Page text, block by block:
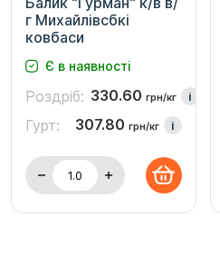
г Михайлівсбкі
ковбаси
Є в наявності
Роздріб: 330.60 грн/кг i
Гурт: 307.80 грн/кг i